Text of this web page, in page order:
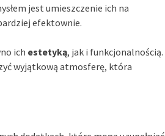
jest umieszczenie ich na
efektownie.
ich estetyką, jak i funkcjonalnością.
wyjątkową atmosferę, która